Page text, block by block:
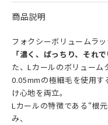
商品説明
フォクシーボリュームラッ
「濃く、ぱっちり、それで
た、Lカールのボリューム
0.05mmの極細毛を使用す
け心地を両立。
Lカールの特徴である“根
み、